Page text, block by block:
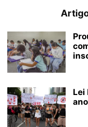
Lei